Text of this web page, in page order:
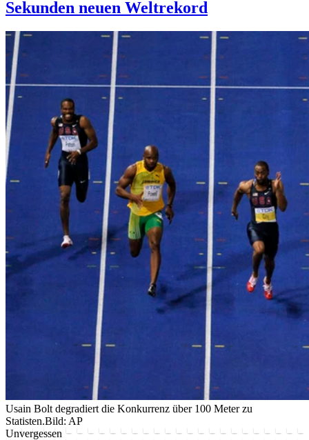
Sekunden neuen Weltrekord
Usain Bolt degradiert die Konkurrenz über 100 Meter zu
Statisten.Bild: AP
Unvergessen